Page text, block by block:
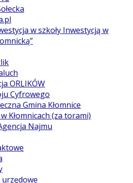
w szkoły Inwestycją w
ORLIKÓW
Cyfrowego
Gmina Kłomnice
Kłomnicach (za torami)
Najmu